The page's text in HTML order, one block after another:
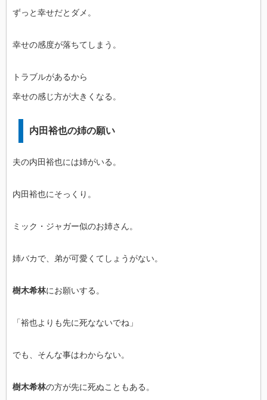
ずっと幸せだとダメ。
幸せの感度が落ちてしまう。
トラブルがあるから
幸せの感じ方が大きくなる。
内田裕也の姉の願い
夫の内田裕也には姉がいる。
内田裕也にそっくり。
ミック・ジャガー似のお姉さん。
姉バカで、弟が可愛くてしょうがない。
樹木希林にお願いする。
「裕也よりも先に死なないでね」
でも、そんな事はわからない。
樹木希林の方が先に死ぬこともある。